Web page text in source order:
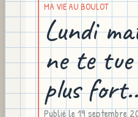
MA VIE AU BOULOT
Lundi
ne te
plus
Publié le19 septembre